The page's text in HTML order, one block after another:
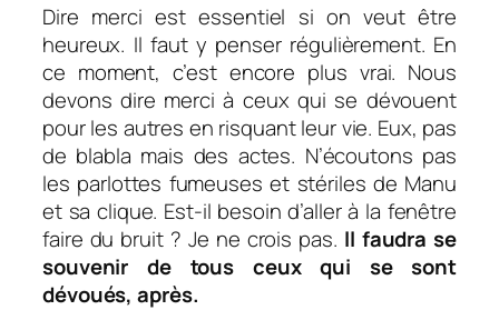
Dire merci est essentiel si on veut être
heureux. Il faut y penser régulièrement. En
ce moment, c’est encore plus vrai. Nous
devons dire merci à ceux qui se dévouent
pour les autres en risquant leur vie. Eux, pas
de blabla mais des actes. N’écoutons pas
les parlottes fumeuses et stériles de Manu
et sa clique. Est-il besoin d’aller à la fenêtre
faire du bruit ? Je ne crois pas. ll faudra se
souvenir de tous ceux qui se sont
dévoués, après.